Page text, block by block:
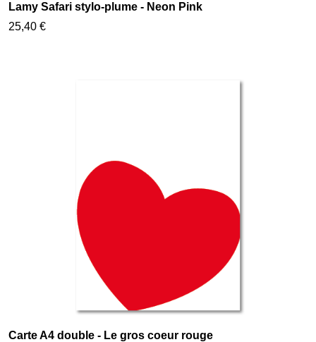
Lamy Safari stylo-plume - Neon Pink
25,40 €
Carte A4 double - Le gros coeur rouge